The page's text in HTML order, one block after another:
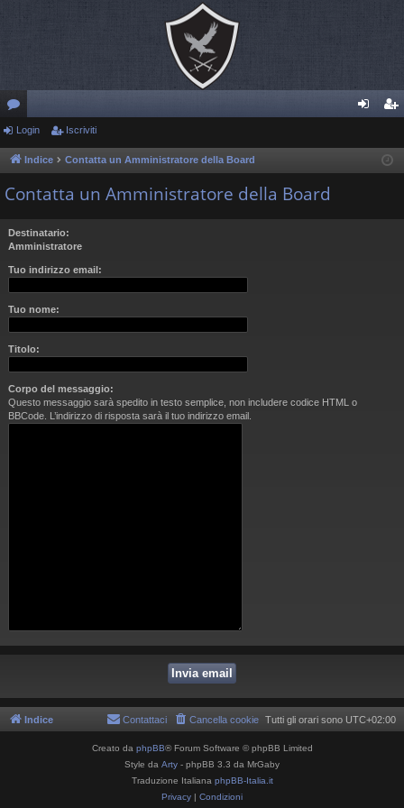
or
u
m
riv
Login Iscriviti
Indice Contatta un Amministratore della Board
Contatta un Amministratore della Board
Destinatario:
Amministratore
Tuo indirizzo email:
Tuo nome:
Titolo:
Corpo del messaggio:
Questo messaggio sarà spedito in testo semplice, non includere codice HTML o
BBCode. L’indirizzo di risposta sarà il tuo indirizzo email.
Indice Tutti gli orari sono UTC+02:00
Cancella cookie
Contattaci
Creato da phpBB® Forum Software © phpBB Limited
Style da Arty - phpBB 3.3 da MrGaby
Traduzione Italiana phpBB-Italia.it
Privacy | Condizioni